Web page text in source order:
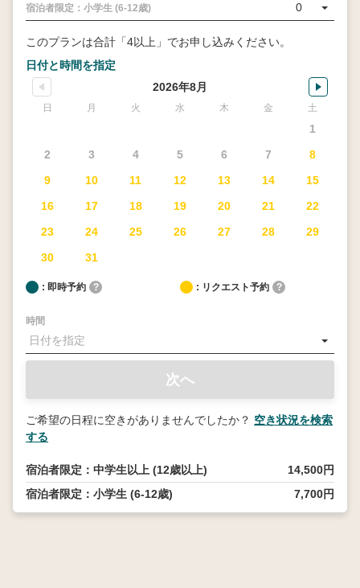
宿泊者限定：小学生 (6-12歳) 0
このプランは合計「4以上」でお申し込みください。
日付と時間を指定
2026年8月
日 月 火 水 木 金 土
1
2
3 4 5 6 7
8
9
10 11 12 13 14
15
16
17 18 19 20 21
22
23
24 25 26 27 28
29
30
31
: 即時予約 ? : リクエスト予約 ?
時間
次へ
ご希望の日程に空きがありませんでしたか？ 空き状況を検索
する
宿泊者限定：中学生以上 (12歳以上)
14,500円
宿泊者限定：小学生 (6-12歳)
7,700円